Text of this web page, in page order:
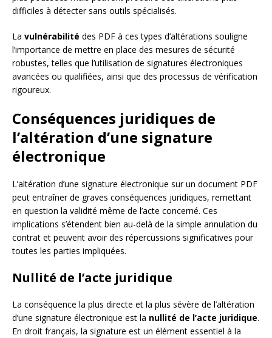
difficiles à détecter sans outils spécialisés.
La vulnérabilité des PDF à ces types d’altérations souligne
l’importance de mettre en place des mesures de sécurité
robustes, telles que l’utilisation de signatures électroniques
avancées ou qualifiées, ainsi que des processus de vérification
rigoureux.
Conséquences juridiques de
l’altération d’une signature
électronique
L’altération d’une signature électronique sur un document PDF
peut entraîner de graves conséquences juridiques, remettant
en question la validité même de l’acte concerné. Ces
implications s’étendent bien au-delà de la simple annulation du
contrat et peuvent avoir des répercussions significatives pour
toutes les parties impliquées.
Nullité de l’acte juridique
La conséquence la plus directe et la plus sévère de l’altération
d’une signature électronique est la nullité de l’acte juridique.
En droit français, la signature est un élément essentiel à la